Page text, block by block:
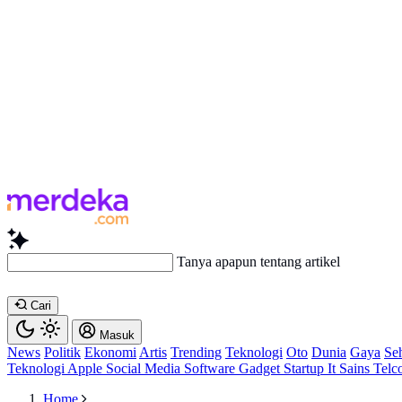
Tanya apapun tentang artikel
Cari
Masuk
News Politik Ekonomi Artis Trending Teknologi Oto Dunia Gaya
Teknologi Apple Social Media Software Gadget Startup It Sains
Home